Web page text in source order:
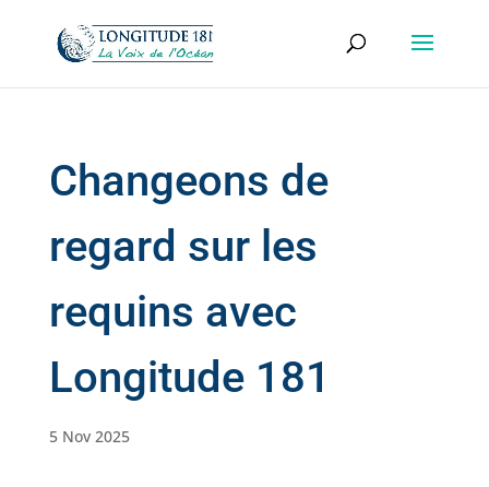
Changeons de
regard sur les
requins avec
Longitude 181
5 Nov 2025